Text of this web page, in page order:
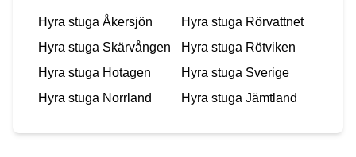
Hyra stuga Åkersjön Hyra stuga Rörvattnet
Hyra stuga Skärvången Hyra stuga Rötviken
Hyra stuga Hotagen Hyra stuga Sverige
Hyra stuga Norrland Hyra stuga Jämtland